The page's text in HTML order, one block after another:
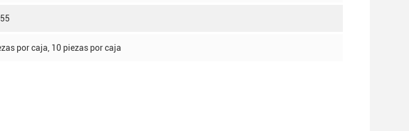
por caja, 10 piezas por caja